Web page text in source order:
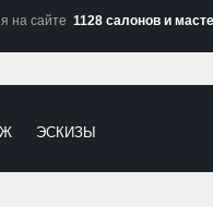
на сайте 1128 салонов и
ЭСКИЗЫ